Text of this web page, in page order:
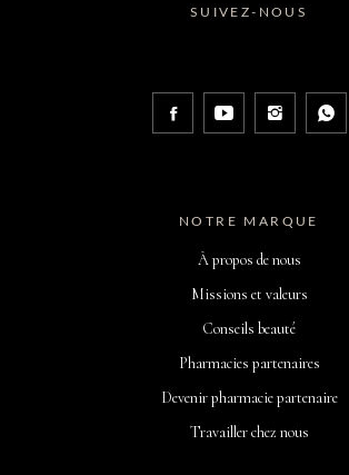
SUIVEZ-NOUS
NOTRE MARQUE
À propos de nous
Missions et valeurs
Conseils beauté
Pharmacies partenaires
Devenir pharmacie partenaire
Travailler chez nous